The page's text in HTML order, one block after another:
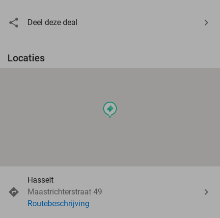
Deel deze deal
Locaties
events
Hasselt
Maastrichterstraat 49
Routebeschrijving